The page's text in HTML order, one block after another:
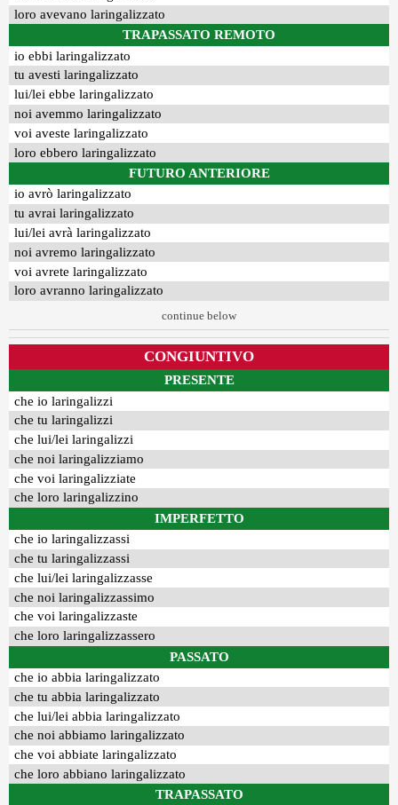
loro avevano laringalizzato
TRAPASSATO REMOTO
io ebbi laringalizzato
tu avesti laringalizzato
lui/lei ebbe laringalizzato
noi avemmo laringalizzato
voi aveste laringalizzato
loro ebbero laringalizzato
FUTURO ANTERIORE
io avrò laringalizzato
tu avrai laringalizzato
lui/lei avrà laringalizzato
noi avremo laringalizzato
voi avrete laringalizzato
loro avranno laringalizzato
continue below
CONGIUNTIVO
PRESENTE
che io laringalizzi
che tu laringalizzi
che lui/lei laringalizzi
che noi laringalizziamo
che voi laringalizziate
che loro laringalizzino
IMPERFETTO
che io laringalizzassi
che tu laringalizzassi
che lui/lei laringalizzasse
che noi laringalizzassimo
che voi laringalizzaste
che loro laringalizzassero
PASSATO
che io abbia laringalizzato
che tu abbia laringalizzato
che lui/lei abbia laringalizzato
che noi abbiamo laringalizzato
che voi abbiate laringalizzato
che loro abbiano laringalizzato
TRAPASSATO